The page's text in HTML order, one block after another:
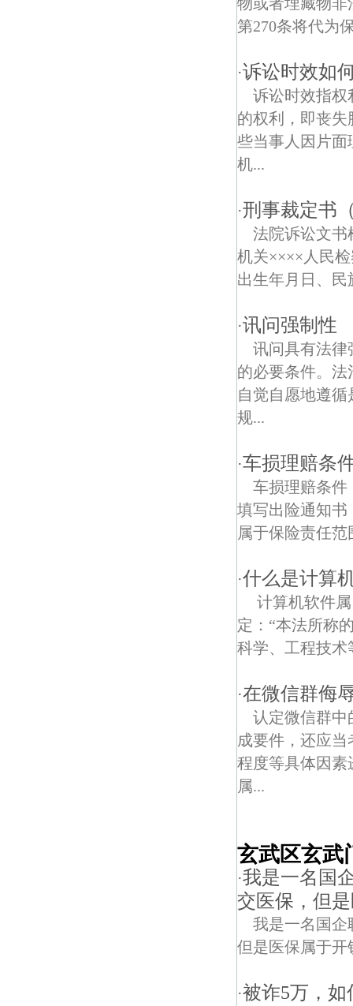
第270条将代为
·诉讼时效如
诉讼时效指权
的权利，即丧失
些当事人因片面
机...
·刑事裁定书
法院诉讼
机关××××人民
出生年月日、
·讯问强制性
讯问具有法律
的必要条件。
自觉自愿地遵
规...
·车损理赔条
车损理赔条件
填写出险通知书
属于保险责任范
·什么是计算
计算机软件
定：“本法所称
科学、工程技
·在微信群侮
认定微信群中
成要件，还应
程度等具体因素
属...
玄武区玄武
·我是一名国
交医保，但
我是一名国企
但是医保属于开
·被诈5万，